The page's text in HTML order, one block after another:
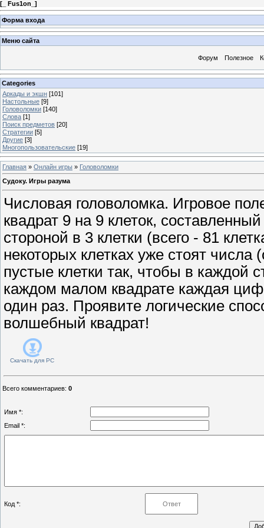
[ _ Fus1on_ ]
Форма входа
Меню сайта
Форум Полезное
Categories
Аркады и экшн [101]
Настольные [9]
Головоломки [140]
Слова [1]
Поиск предметов [20]
Стратегии [5]
Другие [3]
Многопользовательские [19]
Главная » Онлайн игры » Головоломки
Судоку. Игры разума
Числовая головоломка. Игровое
квадрат 9 на 9 клеток,
стороной в 3 клетки (всего - 81
некоторых клетках уже стоят
пустые клетки так, чтобы в каждой
каждом малом квадрате каждая
один раз. Проявите логические
волшебный квадрат!
Скачать для PC
Всего комментариев: 0
Имя *:
Email *:
Код *: